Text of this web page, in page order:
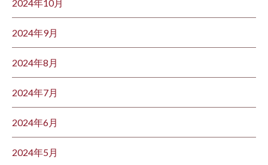
2024年10月
2024年9月
2024年8月
2024年7月
2024年6月
2024年5月